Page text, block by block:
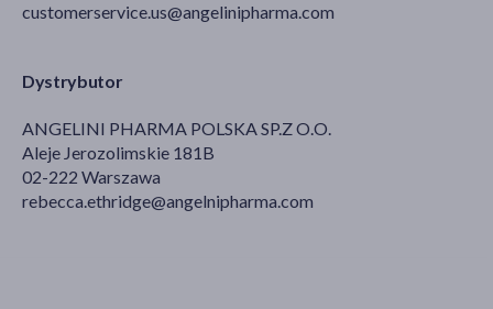
customerservice.us@angelinipharma.com
Dystrybutor
ANGELINI PHARMA POLSKA SP.Z O.O.
Aleje Jerozolimskie 181B
02-222 Warszawa
rebecca.ethridge@angelnipharma.com